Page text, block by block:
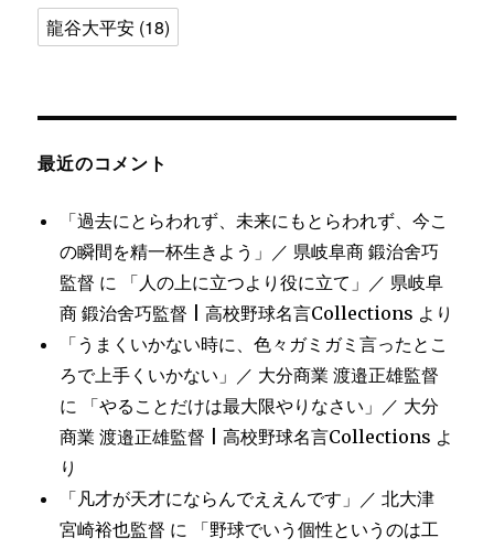
龍谷大平安 (18)
最近のコメント
「過去にとらわれず、未来にもとらわれず、今こ
の瞬間を精一杯生きよう」／ 県岐阜商 鍛治舍巧
監督 に
「人の上に立つより役に立て」／ 県岐阜
商 鍛治舍巧監督 | 高校野球名言Collections より
「うまくいかない時に、色々ガミガミ言ったとこ
ろで上手くいかない」／ 大分商業 渡邉正雄監督
に
「やることだけは最大限やりなさい」／ 大分
商業 渡邉正雄監督 | 高校野球名言Collections よ
り
「凡才が天才にならんでええんです」／ 北大津
宮崎裕也監督 に
「野球でいう個性というのは工